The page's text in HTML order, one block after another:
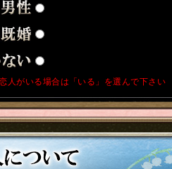
人がいる場合は「いる」を選んで下さい